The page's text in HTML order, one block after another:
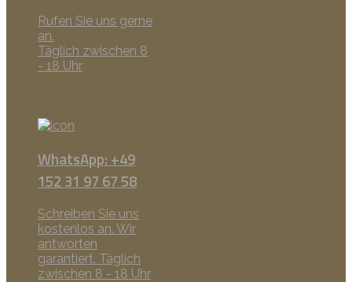
Rufen Sie uns gerne
an.
Täglich zwischen 8
- 18 Uhr
WhatsApp: +49
152 31 97 67 58
Schreiben Sie uns
kostenlos an. Wir
antworten
garantiert. Täglich
zwischen 8 - 18 Uhr